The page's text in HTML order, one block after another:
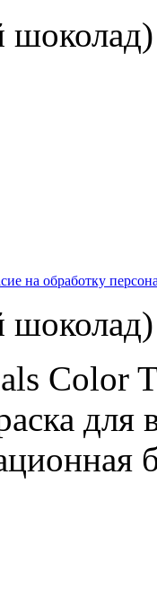
на обработку
Color